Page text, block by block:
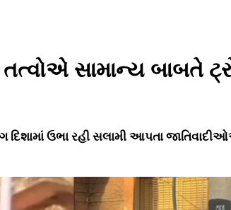
તત્વોએ સામાન્ય બાબતે
દિશામાં ઉભા રહી સલામી આપતા